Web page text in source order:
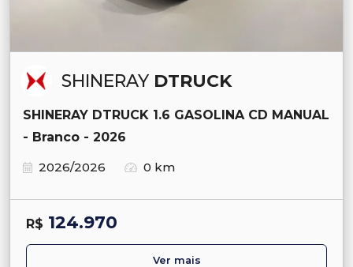
SHINERAY DTRUCK
SHINERAY DTRUCK 1.6 GASOLINA CD MANUAL
- Branco - 2026
2026/2026
0 km
R$ 124.970
Ver mais